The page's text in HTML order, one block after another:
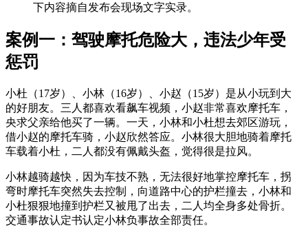
下内容摘自发布会现场文字实录。
案例一：驾驶摩托危险大，违法少年受
惩罚
小杜（17岁）、小林（16岁）、小赵（15岁）是从小玩到大
的好朋友。三人都喜欢看飙车视频，小赵非常喜欢摩托车，
央求父亲给他买了一辆。一天，小林和小杜想去郊区游玩，
借小赵的摩托车骑，小赵欣然答应。小林很大胆地骑着摩托
车载着小杜，二人都没有佩戴头盔，觉得很是拉风。
小林越骑越快，因为车技不熟，无法很好地掌控摩托车，拐
弯时摩托车突然失去控制，向道路中心的护栏撞去，小林和
小杜狠狠地撞到护栏又被甩了出去，二人均全身多处骨折。
交通事故认定书认定小林负事故全部责任。